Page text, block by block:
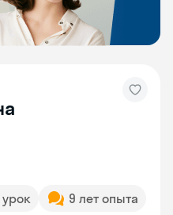
урок 9 лет опыта